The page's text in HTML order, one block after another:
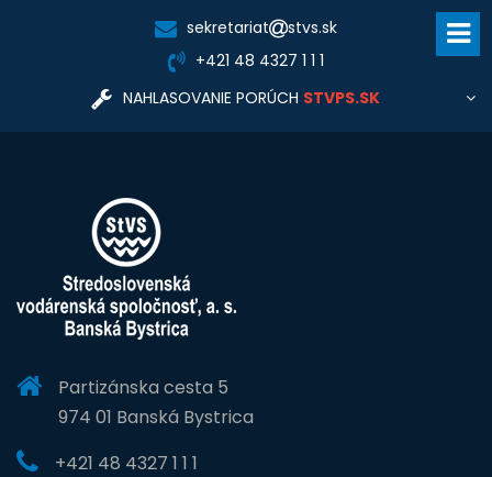
sekretariat
stvs.sk
+421 48 4327 1 1 1
NAHLASOVANIE PORÚCH STVPS.SK
vodárenská prevádzková spoločnosť, a.s.
Partizánska cesta 5
974 01 Banská Bystrica
+421 48 4327 1 1 1